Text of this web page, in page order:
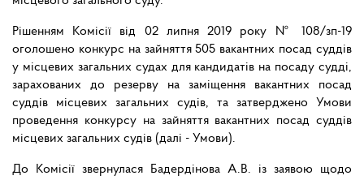
Рішенням Комісії від 02 липня 2019 року № 108/зп-19
оголошено конкурс на зайняття 505 вакантних посад суддів
у місцевих загальних судах для кандидатів на посаду судді,
зарахованих до резерву на заміщення вакантних посад
суддів місцевих загальних судів, та затверджено Умови
проведення конкурсу на зайняття вакантних посад суддів
місцевих загальних судів (далі - Умови).
До Комісії звернулася Бадердінова А.В. із заявою щодо